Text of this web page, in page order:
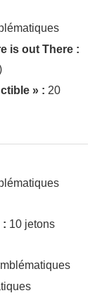
is out There :
» : 20
: 10 jetons